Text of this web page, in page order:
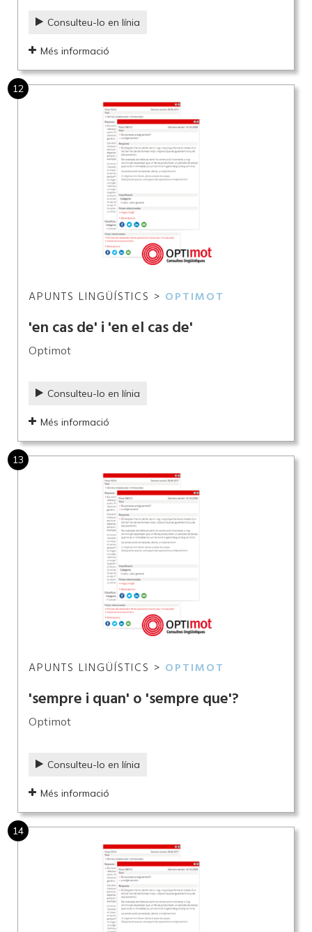
Consulteu-lo en línia
Més informació
12
APUNTS LINGÜÍSTICS > OPTIMOT
'en cas de' i 'en el cas de'
Optimot
Consulteu-lo en línia
Més informació
13
APUNTS LINGÜÍSTICS > OPTIMOT
'sempre i quan' o 'sempre que'?
Optimot
Consulteu-lo en línia
Més informació
14